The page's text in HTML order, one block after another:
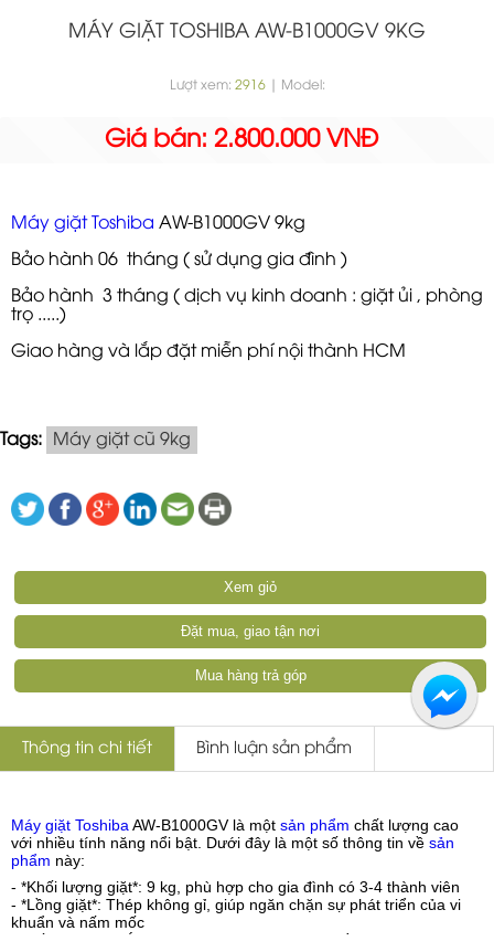
MÁY GIẶT TOSHIBA AW-B1000GV 9KG
Lượt xem: 2916| Model:
Giá bán: 2.800.000 VNĐ
Máy giặt Toshiba AW-B1000GV 9kg
Bảo hành 06 tháng ( sử dụng gia đình )
Bảo hành 3 tháng ( dịch vụ kinh doanh : giặt ủi , phòng
trọ .....)
Giao hàng và lắp đặt miễn phí nội thành HCM
Tags: Máy giặt cũ 9kg
Xem giỏ
Đặt mua, giao tận nơi
Mua hàng trả góp
Thông tin chi tiết Bình luận sản phẩm
Máy giặt Toshiba AW-B1000GV là một sản phẩm chất lượng cao
với nhiều tính năng nổi bật. Dưới đây là một số thông tin về sản
phẩm này:
- *Khối lượng giặt*: 9 kg, phù hợp cho gia đình có 3-4 thành viên
- *Lồng giặt*: Thép không gỉ, giúp ngăn chặn sự phát triển của vi
khuẩn và nấm mốc
- *Tốc độ quay vắt*: 700-860 vòng/phút, giúp quần áo khô nhanh